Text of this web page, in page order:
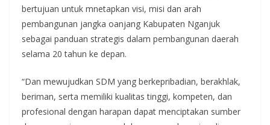
bertujuan untuk mnetapkan visi, misi dan arah
pembangunan jangka oanjang Kabupaten Nganjuk
sebagai panduan strategis dalam pembangunan daerah
selama 20 tahun ke depan.
“Dan mewujudkan SDM yang berkepribadian, berakhlak,
beriman, serta memiliki kualitas tinggi, kompeten, dan
profesional dengan harapan dapat menciptakan sumber